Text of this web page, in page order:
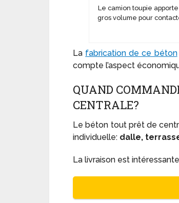
Le camion toupie
gros volume pour
La fabrication de ce béton
compte l’aspect
QUAND
CENTRALE?
Le béton tout prêt de
individuelle: dalle,
La livraison est